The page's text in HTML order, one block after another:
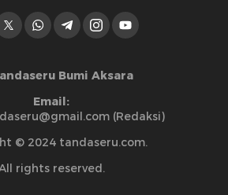
Bumi Aksara
Email:
(Redaksi)
© 2024 tandaseru.com.
rights reserved.